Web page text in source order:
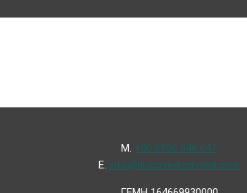
Μ. +30 6936 846 647
Ε. info@discoverkomotini.com